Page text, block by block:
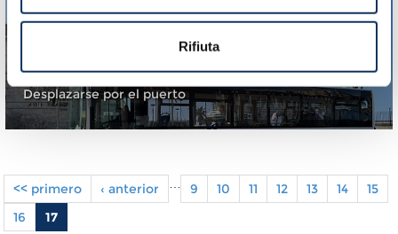
Rifiuta
Autobuses lanzadera
Desplazarse por el puerto
Pages
<< primero ‹ anterior … 9 10 11 12 13 14
15
16
17